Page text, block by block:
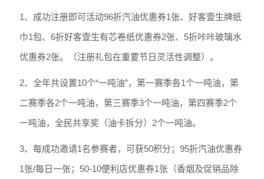
1、成功注册即可活动96折汽油优惠券1张、好客壹生牌纸
巾1包、6折好客壹生有芯卷纸优惠券2张、5折咔咔玻璃水
优惠券2张。（注册礼包在重要节日灵活性调整）。
2、全年共设置10个“一吨油”，第一赛季各1个一吨油，第
二赛季各2个一吨油，第三赛季3个一吨油，第四赛季2个
一吨油，全民共享奖（油卡拆分）2个一吨油。
3、每成功邀请1名参赛者，可获50积分；95折汽油优惠券
1张/每日一张；50-10便利店优惠券1张（香烟及促销品除